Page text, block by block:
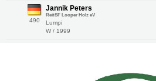
490
Jannik Peters
ReitSF Looper Holz eV
Lumpi
W / 1999